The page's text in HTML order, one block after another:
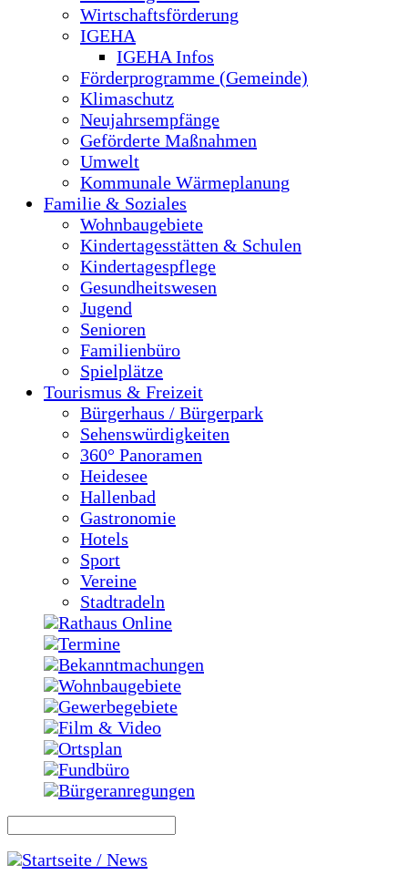
Wirtschaftsförderung
IGEHA
IGEHA Infos
Förderprogramme (Gemeinde)
Klimaschutz
Neujahrsempfänge
Geförderte Maßnahmen
Umwelt
Kommunale Wärmeplanung
Familie & Soziales
Wohnbaugebiete
Kindertagesstätten & Schulen
Kindertagespflege
Gesundheitswesen
Jugend
Senioren
Familienbüro
Spielplätze
Tourismus & Freizeit
Bürgerhaus / Bürgerpark
Sehenswürdigkeiten
360° Panoramen
Heidesee
Hallenbad
Gastronomie
Hotels
Sport
Vereine
Stadtradeln
Rathaus Online
Termine
Bekanntmachungen
Wohnbaugebiete
Gewerbegebiete
Film & Video
Ortsplan
Fundbüro
Bürgeranregungen
Startseite / News